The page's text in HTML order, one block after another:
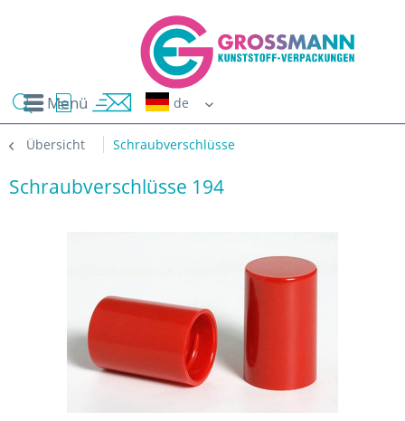
Menü
Übersicht Schraubverschlüsse
Schraubverschlüsse 194